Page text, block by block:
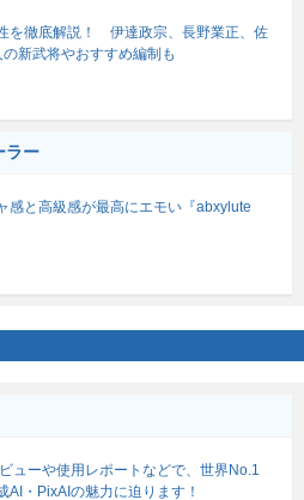
を徹底解説！ 伊達政宗、長野業正、佐
新武将やおすすめ編制も
ラー
感と高級感が最高にエモい『abxylute
ューや使用レポートなどで、世界No.1
AI・PixAIの魅力に迫ります！